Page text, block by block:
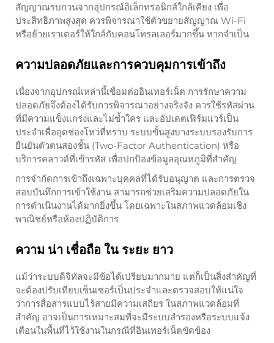
สัญญาณรบกวนจากอุปกรณ์อิเล็กทรอนิกส์ใกล้เคียง เพื่อ
ประสิทธิภาพสูงสุด ควรพิจารณาใช้ตัวขยายสัญญาณ Wi-Fi
หรือย้ายเราเตอร์ให้ใกล้กับคอนโทรลเลอร์มากขึ้น หากจำเป็น
ความปลอดภัยและการควบคุมการเข้าถึง
เนื่องจากอุปกรณ์เหล่านี้เชื่อมต่ออินเทอร์เน็ต การรักษาความ
ปลอดภัยจึงต้องได้รับการพิจารณาอย่างจริงจัง ควรใช้รหัสผ่าน
ที่มีความแข็งแกร่งและไม่ซ้ำใคร และอัปเดตเฟิร์มแวร์เป็น
ประจำเพื่ออุดช่องโหว่ที่ทราบ ระบบขั้นสูงบางระบบรองรับการ
ยืนยันตัวตนสองชั้น (Two-Factor Authentication) หรือ
บริการคลาวด์ที่เข้ารหัส เพื่อปกป้องข้อมูลอุณหภูมิที่สำคัญ
การจำกัดการเข้าถึงเฉพาะบุคคลที่ได้รับอนุญาต และการตรวจ
สอบบันทึกการเข้าใช้งาน สามารถช่วยเสริมความปลอดภัยใน
การดำเนินงานได้มากยิ่งขึ้น โดยเฉพาะในสภาพแวดล้อมเชิง
พาณิชย์หรือห้องปฏิบัติการ
ความ น่า เชื่อถือ ใน ระยะ ยาว
แม้ว่าระบบดิจิทัลจะมีข้อได้เปรียบมากมาย แต่ก็เป็นสิ่งสำคัญที่
จะต้องปรับเทียบเซ็นเซอร์เป็นประจำและตรวจสอบให้แน่ใจ
ว่าการสื่อสารแบบไร้สายมีความเสถียร ในสภาพแวดล้อมที่
สำคัญ อาจเป็นการเหมาะสมที่จะมีระบบสำรองหรือระบบแจ้ง
เตือนในพื้นที่ไว้ใช้งานในกรณีที่อินเทอร์เน็ตขัดข้อง